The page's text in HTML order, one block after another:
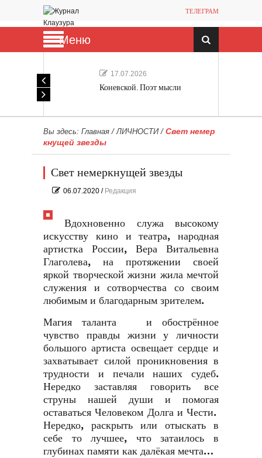
ТЕЛЕГРАМ
Меню
17.07.2026
Коневской. Поэт мысли
Вы здесь: Главная /ЛИЧНОСТИ/ Свет немер
кнущей звезды
Свет немеркнущей звезды
06.07.2020 / Редакция
Вдохновенно служа высокому
искусству кино и театра, народная
артистка России, Вера Витальевна
Глаголева, на протяжении своей
яркой творческой жизни жила мечтой
служения и сотворчества со своим
любимым и благодарным зрителем.
Магия таланта и обострённое
чувство правды жизни у личности
большого артиста освещает сердце и
захватывает силой проникновения в
трудности и печали наших судеб.
Нередко заставляя говорить все
струны нашей души и помогая
оставаться Человеком Долга и Чести.
Нередко, раскрыть или отыскать в
себе то лучшее, что затаилось в
глубинах памяти как далёкая мечта…